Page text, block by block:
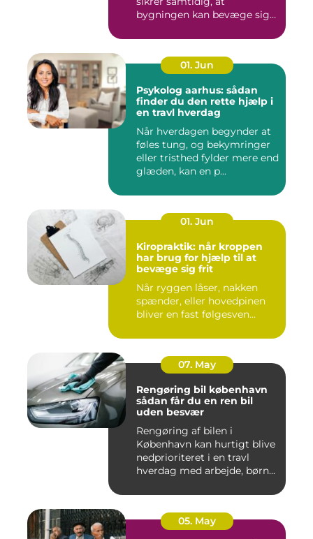
bygningen kan bevæge sig
01. Jun
Psykolog aarhus: sådan
finder du den rette hjælp i
en travl hverdag
Når hverdagen begynder at
føles tung, og bekymringer
eller tristhed fylder mere end
glæden, kan en p...
01. Jun
Kiropraktik: når kroppen
har brug for hjælp til at
bevæge sig frit
Når ryggen låser, nakken
spænder, eller hovedpinen
bliver en fast følgesven...
07. May
Rengøring bil københavn
sådan får du en ren bil
uden besvær
Rengøring af bilen i
København kan hurtigt blive
nedprioriteret i en travl
hverdag med arbejde, børn...
05. May